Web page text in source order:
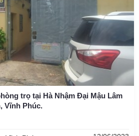
trọ tại Hà Nhậm Đại Mậu Lâm
Vĩnh Phúc.